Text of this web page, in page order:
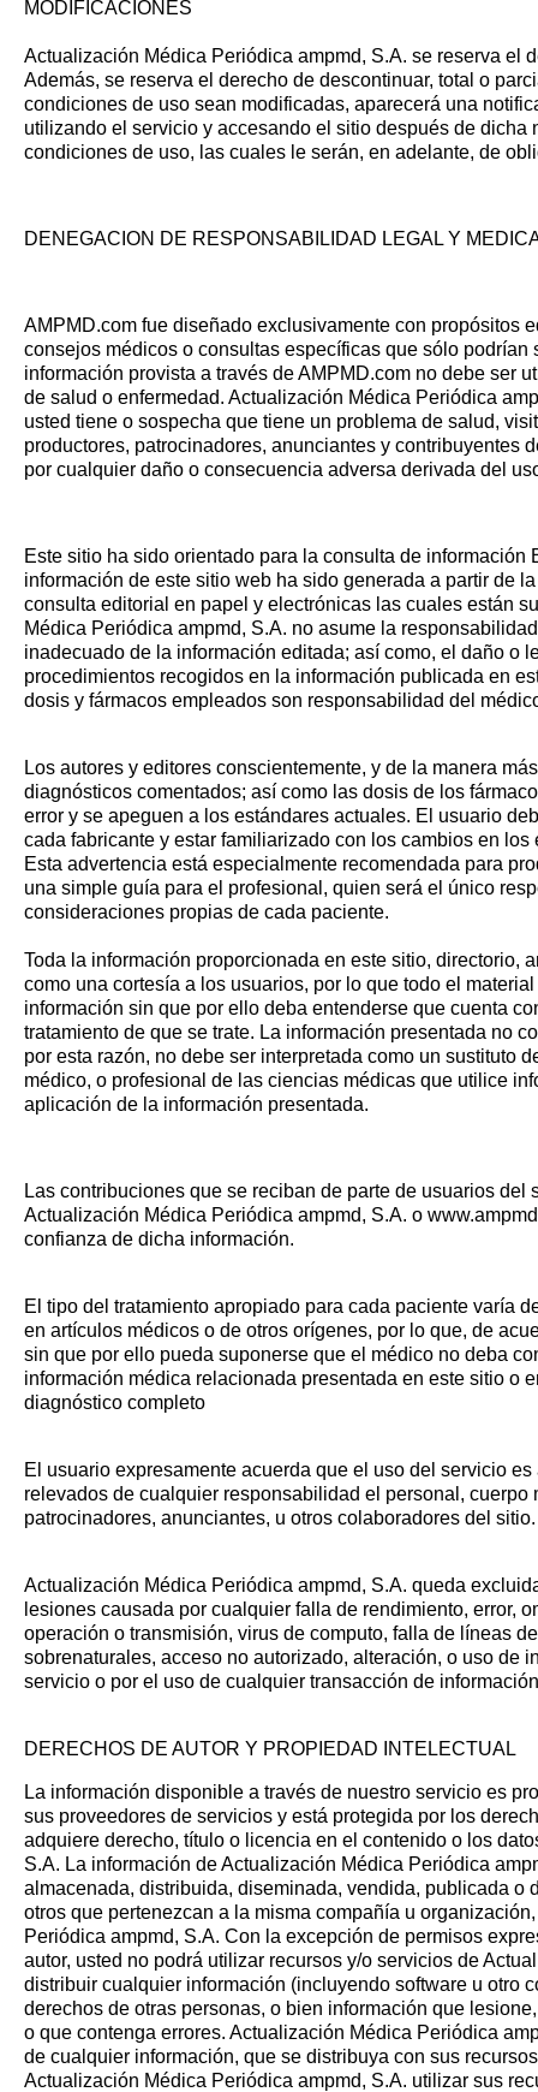
MODIFICACIONES
Actualización Médica Periódica ampmd, S.A. se reserva el
Además, se reserva el derecho de descontinuar, total o
condiciones de uso sean modificadas, aparecerá una
utilizando el servicio y accesando el sitio después de
condiciones de uso, las cuales le serán, en adelante, de
DENEGACION DE RESPONSABILIDAD LEGAL Y
AMPMD.com fue diseñado exclusivamente con propósitos
consejos médicos o consultas específicas que sólo
información provista a través de AMPMD.com no debe ser
de salud o enfermedad. Actualización Médica Periódica
usted tiene o sospecha que tiene un problema de salud,
productores, patrocinadores, anunciantes y contribuyentes
por cualquier daño o consecuencia adversa derivada del
Este sitio ha sido orientado para la consulta de
información de este sitio web ha sido generada a partir de
consulta editorial en papel y electrónicas las cuales están
Médica Periódica ampmd, S.A. no asume la
inadecuado de la información editada; así como, el daño o
procedimientos recogidos en la información publicada en
dosis y fármacos empleados son responsabilidad del
Los autores y editores conscientemente, y de la manera
diagnósticos comentados; así como las dosis de los
error y se apeguen a los estándares actuales. El usuario
cada fabricante y estar familiarizado con los cambios en
Esta advertencia está especialmente recomendada para
una simple guía para el profesional, quien será el único
consideraciones propias de cada paciente.
Toda la información proporcionada en este sitio, directorio,
como una cortesía a los usuarios, por lo que todo el
información sin que por ello deba entenderse que cuenta
tratamiento de que se trate. La información presentada no
por esta razón, no debe ser interpretada como un sustituto
médico, o profesional de las ciencias médicas que utilice
aplicación de la información presentada.
Las contribuciones que se reciban de parte de usuarios
Actualización Médica Periódica ampmd, S.A. o
confianza de dicha información.
El tipo del tratamiento apropiado para cada paciente varía
en artículos médicos o de otros orígenes, por lo que, de
sin que por ello pueda suponerse que el médico no deba
información médica relacionada presentada en este sitio o
diagnóstico completo
El usuario expresamente acuerda que el uso del servicio
relevados de cualquier responsabilidad el personal,
patrocinadores, anunciantes, u otros colaboradores del sitio.
Actualización Médica Periódica ampmd, S.A. queda
lesiones causada por cualquier falla de rendimiento, error,
operación o transmisión, virus de computo, falla de líneas
sobrenaturales, acceso no autorizado, alteración, o uso de
servicio o por el uso de cualquier transacción de
DERECHOS DE AUTOR Y PROPIEDAD INTELECTUAL
La información disponible a través de nuestro servicio es
sus proveedores de servicios y está protegida por los
adquiere derecho, título o licencia en el contenido o los
S.A. La información de Actualización Médica Periódica
almacenada, distribuida, diseminada, vendida, publicada
otros que pertenezcan a la misma compañía u
Periódica ampmd, S.A. Con la excepción de permisos
autor, usted no podrá utilizar recursos y/o servicios de
distribuir cualquier información (incluyendo software u otro
derechos de otras personas, o bien información que
o que contenga errores. Actualización Médica Periódica
de cualquier información, que se distribuya con sus
Actualización Médica Periódica ampmd, S.A. utilizar sus